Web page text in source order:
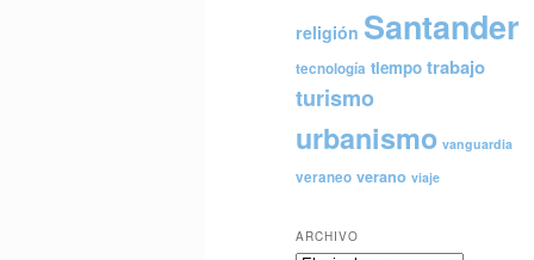
religión Santander
tecnología tiempo trabajo
turismo
urbanismo vanguardia
veraneo verano viaje
ARCHIVO